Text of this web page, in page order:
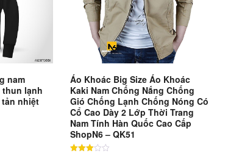
nam
thun lạnh
nhiệt
Áo Khoác Big Size Áo Khoác
Kaki Nam Chống Nắng Chống
Gió Chống Lạnh Chống Nóng Có
Cổ Cao Dày 2 Lớp Thời Trang
Nam Tính Hàn Quốc Cao Cấp
ShopN6 – QK51